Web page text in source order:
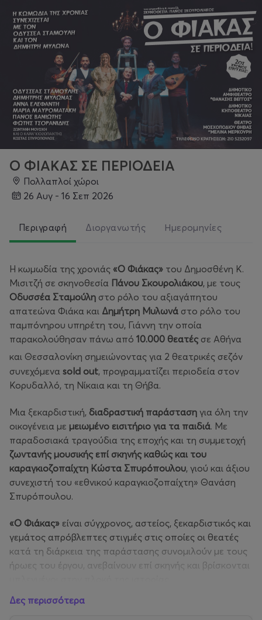
Ο ΦΙΑΚΑΣ ΣΕ ΠΕΡΙΟΔΕΙΑ
Πολλαπλοί χώροι
26 Αυγ - 16 Σεπ 2026
Περιγραφή Διοργανωτής Ημερομηνίες
H κωμωδία της χρονιάς «Ο Φιάκας» του Δημοσθένη Κ.
Μισιτζή σε σκηνοθεσία Πάνου Σκουρολιάκου, με τους
Οδυσσέα Σταμούλη στο ρόλο του αξιαγάπητου
απατεώνα Φιάκα και Δημήτρη Μυλωνά στο ρόλο του
παμπόνηρου υπηρέτη του, Γιάννη την οποία
παρακολούθησαν πάνω από 10.000 θεατές σε Αθήνα
και Θεσσαλονίκη σημειώνοντας για 2 θεατρικές σεζόν
συνεχόμενα sold out, προγραμματίζει περιοδεία στον
Κορυδαλλό, τη Νίκαια και τη Θήβα.
Μια ξεκαρδιστική, διαδραστική παράσταση για όλη την
οικογένεια με μειωμένο εισιτήριο για τα παιδιά. Mε
παραδοσιακά τραγούδια της εποχής και τη συμμετοχή
ζωντανής μουσικής επί σκηνής καθώς και του
καραγκιοζοπαίχτη Κώστα Σπυρόπουλου, γιού και άξιου
συνεχιστή του «εθνικού καραγκιοζοπαίχτη» Θανάση
Σπυρόπουλου.
«Ο Φιάκας» είναι σύγχρονος, αστείος, ξεκαρδιστικός και
γεμάτος απρόβλεπτες στιγμές στις οποίες οι θεατές
κατά τη διάρκεια της παράστασης συνομιλούν με τους
ήρωες του έργου, ανεβαίνουν επί σκηνής και βρίσκονται
Σας περιμένουμε στο ξέφρενο γλέντι του Φιάκα για να
Δες περισσότερα